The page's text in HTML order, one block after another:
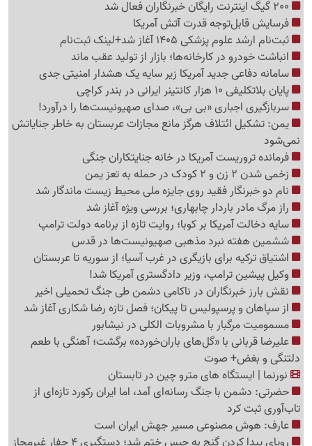
فرسایش قابل‌توجه قدرت آتش آمریکا
ثبت‌نام ارشد علوم پزشکی 1405 آغاز شد+لینک ثبت‌نام
انباشت خودرو در کارخانه‌ها؛ بازار از تولید عقب ماند
سامانه دفاعی جدید آمریکا زیر سایه یک هشدار امنیتی جدی
پایان بلاتکلیفی 10 هزار کانتینر ایرانی در بندر کراچی
سربازگیری اجباری «بی بی»، صدای صهیونیست‌ها را درآورد!
یمن: تشکیل ائتلاف هرگز مانع مجازات عربستان به خاطر جنایاتش
نمی‌شود
فرمانده تروریست آمریکا در خانه جنایتکاران جنگی
زخمی شدن 2 زن و 2 کودک در حمله به تعز یمن
نام دو خبرنگار فقید روی جایزه ملی محیط زیست ماندگار شد
راز مرگ مادر باردار چابهاری؛ بررسی ویژه آغاز شد
سایه دخالت آمریکا بر کوبا؛ روایت تازه از برنامه دولت ترامپ
ششمین هفته نبرد مذهبی صهیونیست‌ها در قدس
اشتیاق ترکیه برای بازیگری در غرب آسیا؛ از سوریه تا عربستان
وکیل پیشین ترامپ، وزیر دادگستری آمریکا شد!
نقش بارز خبرنگاران در ناکامی دشمن طی جنگ تحمیلی اخیر
از سپاهان و پرسپولیس تا پیکان؛ فصل تازه رضا شکاری آغاز شد
مسمومیت مرگبار با مشروبات الکلی در نیشابور
علیرضا قربانی با «گل‌های باران‌خورده» برگشت؛ آهنگی با طعم
دلتنگی و بغض+ صوت
نورنما | ایستگاه های مترو چین در تابستان
حضرتی: دشمن با جنگ رسانه‌ای آمد، اما ایران رکورد تازه‌ای از
تاب‌آوری ثبت کرد
عارف: هوش مصنوعی مسیر جهش ایران است
رویای پیدا کردن گنج به حبس ختم شد؛ دستگیری 4 حفار غیرمجاز